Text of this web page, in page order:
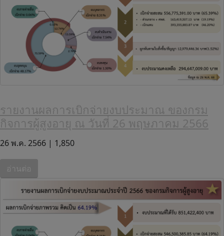
รายงานผลการเบิกจ่ายงบประมาณ ของกรม
กิจการผู้สูงอายุ ณ วันที่ 26 พฤษภาคม 2566
26 พ.ค. 2566 | 1,850
อ่านต่อ